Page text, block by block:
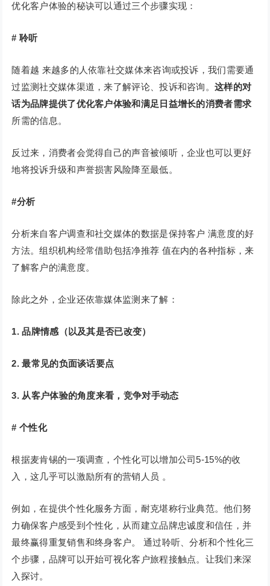
优化客户体验的秘诀可以通过三个步骤实现：
# 聆听
随着越 来越多的人依靠社交媒体来咨询或投诉，我们需要通
过监测社交媒体渠道，来了解评论、投诉和咨询。这样的对
话为品牌提供了优化客户体验和满足日益增长的消费者需求
所需的信息。
反过来，消费者会觉得自己的声音被倾听，企业也可以更好
地将投诉升级和声誉损害风险降至最低。
#分析
分析来自客户调查和社交媒体的数据是保持客户 满意度的好
方法。组织机构经常借助包括净推荐 值在内的各种指标，来
了解客户的满意度。
除此之外，企业还依靠媒体监测来了解：
1. 品牌情感（以及其是否已改变）
2. 最常见的负面谈话要点
3. 从客户体验的角度来看，竞争对手动态
# 个性化
根据麦肯锡的一项调查，个性化可以增加公司5-15%的收
入，这几乎可以激励所有的营销人员 。
例如，在提供个性化服务方面，耐克堪称行业典范。他们努
力确保客户感受到个性化，从而建立品牌忠诚度和信任，并
最终赢得重复销售和终身客户。 通过聆听、分析和个性化三
个步骤，品牌可以开始可视化客户旅程接触点。让我们来深
入探讨。